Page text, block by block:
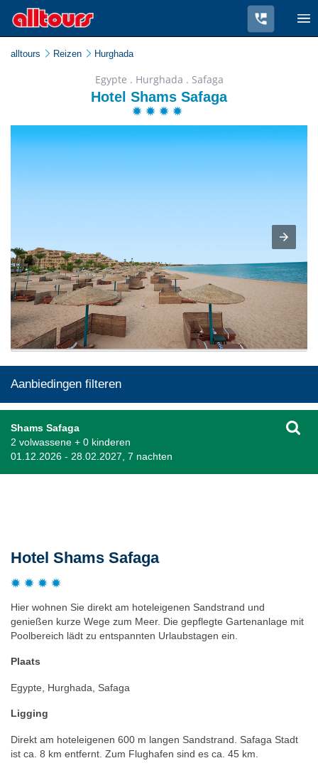
alltours Reizen Hurghada
Egypte . Hurghada . Safaga
Hotel Shams Safaga
Aanbiedingen filteren
Shams Safaga
2 volwassene + 0 kinderen
01.12.2026 - 28.02.2027, 7 nachten
Hotel Shams Safaga
Hier wohnen Sie direkt am hoteleigenen Sandstrand und
genießen kurze Wege zum Meer. Die gepflegte Gartenanlage mit
Poolbereich lädt zu entspannten Urlaubstagen ein.
Plaats
Egypte, Hurghada, Safaga
Ligging
Direkt am hoteleigenen 600 m langen Sandstrand. Safaga Stadt
ist ca. 8 km entfernt. Zum Flughafen sind es ca. 45 km.